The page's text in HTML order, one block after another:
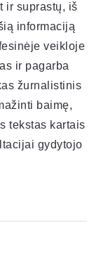
ir suprastų, iš
informaciją
veikloje
ir pagarba
žurnalistinis
baimę,
tekstas kartais
gydytojo